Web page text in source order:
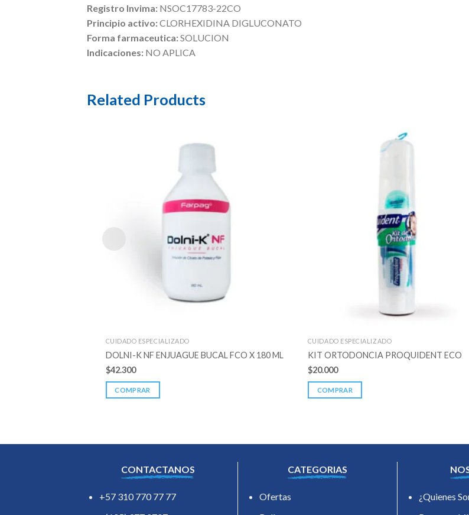
Registro Invima: NSOC17783-22CO
Principio activo:CLORHEXIDINA DIGLUCONATO
Forma farmaceutica:SOLUCION
Indicaciones: NO APLICA
Related Products
CUIDADO ESPECIALIZADO
DOLNI-K NF ENJUAGUE BUCAL FCO X 180 ML
$42.300
COMPRAR
CUIDADO ESPECIALIZADO
KIT ORTODONCIA PROQUIDENT ECO
$20.000
COMPRAR
CONTACTANOS
+57 310 770 77 77
CATEGORIAS
Ofertas
¿Quienes